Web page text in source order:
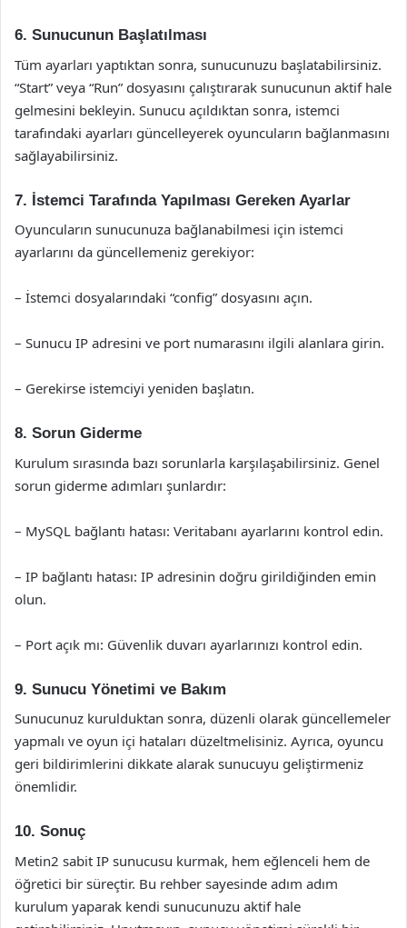
6. Sunucunun Başlatılması
Tüm ayarları yaptıktan sonra, sunucunuzu başlatabilirsiniz.
“Start” veya “Run” dosyasını çalıştırarak sunucunun aktif hale
gelmesini bekleyin. Sunucu açıldıktan sonra, istemci
tarafındaki ayarları güncelleyerek oyuncuların bağlanmasını
sağlayabilirsiniz.
7. İstemci Tarafında Yapılması Gereken Ayarlar
Oyuncuların sunucunuza bağlanabilmesi için istemci
ayarlarını da güncellemeniz gerekiyor:
– İstemci dosyalarındaki “config” dosyasını açın.
– Sunucu IP adresini ve port numarasını ilgili alanlara girin.
– Gerekirse istemciyi yeniden başlatın.
8. Sorun Giderme
Kurulum sırasında bazı sorunlarla karşılaşabilirsiniz. Genel
sorun giderme adımları şunlardır:
– MySQL bağlantı hatası: Veritabanı ayarlarını kontrol edin.
– IP bağlantı hatası: IP adresinin doğru girildiğinden emin
olun.
– Port açık mı: Güvenlik duvarı ayarlarınızı kontrol edin.
9. Sunucu Yönetimi ve Bakım
Sunucunuz kurulduktan sonra, düzenli olarak güncellemeler
yapmalı ve oyun içi hataları düzeltmelisiniz. Ayrıca, oyuncu
geri bildirimlerini dikkate alarak sunucuyu geliştirmeniz
önemlidir.
10. Sonuç
Metin2 sabit IP sunucusu kurmak, hem eğlenceli hem de
öğretici bir süreçtir. Bu rehber sayesinde adım adım
kurulum yaparak kendi sunucunuzu aktif hale